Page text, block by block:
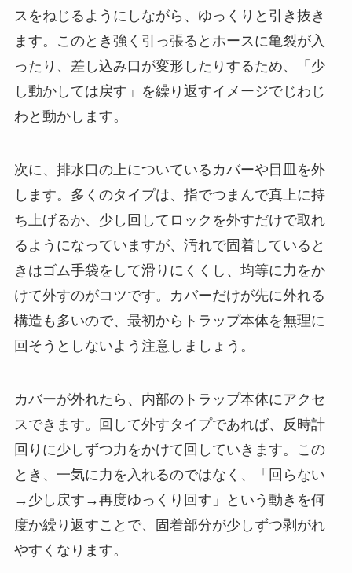
スをねじるようにしながら、ゆっくりと引き抜き
ます。このとき強く引っ張るとホースに亀裂が入
ったり、差し込み口が変形したりするため、「少
し動かしては戻す」を繰り返すイメージでじわじ
わと動かします。
次に、排水口の上についているカバーや目皿を外
します。多くのタイプは、指でつまんで真上に持
ち上げるか、少し回してロックを外すだけで取れ
るようになっていますが、汚れで固着していると
きはゴム手袋をして滑りにくくし、均等に力をか
けて外すのがコツです。カバーだけが先に外れる
構造も多いので、最初からトラップ本体を無理に
回そうとしないよう注意しましょう。
カバーが外れたら、内部のトラップ本体にアクセ
スできます。回して外すタイプであれば、反時計
回りに少しずつ力をかけて回していきます。この
とき、一気に力を入れるのではなく、「回らない
→少し戻す→再度ゆっくり回す」という動きを何
度か繰り返すことで、固着部分が少しずつ剥がれ
やすくなります。